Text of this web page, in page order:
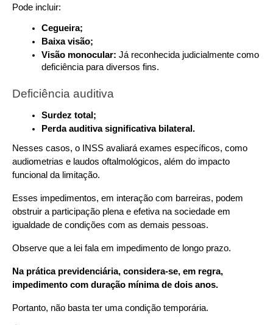
Pode incluir:
Cegueira;
Baixa visão;
Visão monocular: Já reconhecida judicialmente como
deficiência para diversos fins.
Deficiência auditiva
Surdez total;
Perda auditiva significativa bilateral.
Nesses casos, o INSS avaliará exames específicos, como
audiometrias e laudos oftalmológicos, além do impacto
funcional da limitação.
Esses impedimentos, em interação com barreiras, podem
obstruir a participação plena e efetiva na sociedade em
igualdade de condições com as demais pessoas.
Observe que a lei fala em impedimento de longo prazo.
Na prática previdenciária, considera-se, em regra,
impedimento com duração mínima de dois anos.
Portanto, não basta ter uma condição temporária.